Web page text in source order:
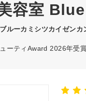
容室
ルーカミシツカイゼンカ
ーティAward 2026年受